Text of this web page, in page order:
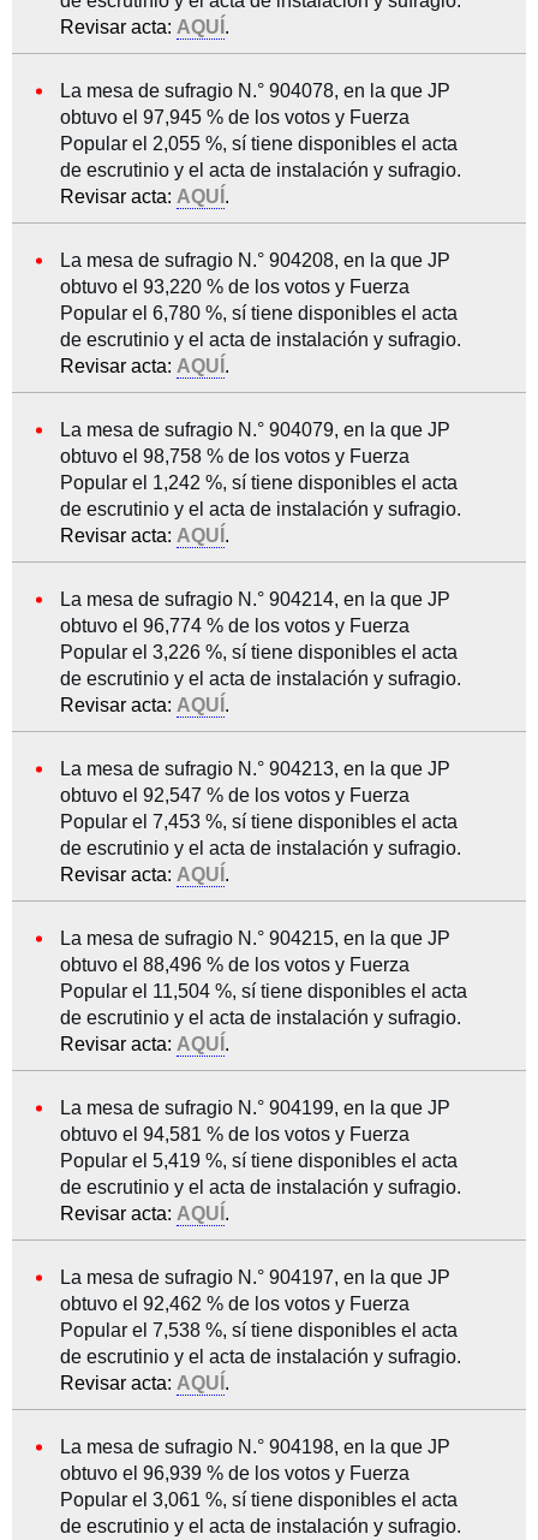
Revisar acta: AQUÍ .
La mesa de sufragio N.° 904078, en la que JP
obtuvo el 97,945 % de los votos y Fuerza
Popular el 2,055 %, sí tiene disponibles el acta
de escrutinio y el acta de instalación y sufragio.
Revisar acta: AQUÍ .
La mesa de sufragio N.° 904208, en la que JP
obtuvo el 93,220 % de los votos y Fuerza
Popular el 6,780 %, sí tiene disponibles el acta
de escrutinio y el acta de instalación y sufragio.
Revisar acta: AQUÍ .
La mesa de sufragio N.° 904079, en la que JP
obtuvo el 98,758 % de los votos y Fuerza
Popular el 1,242 %, sí tiene disponibles el acta
de escrutinio y el acta de instalación y sufragio.
Revisar acta: AQUÍ .
La mesa de sufragio N.° 904214, en la que JP
obtuvo el 96,774 % de los votos y Fuerza
Popular el 3,226 %, sí tiene disponibles el acta
de escrutinio y el acta de instalación y sufragio.
Revisar acta: AQUÍ .
La mesa de sufragio N.° 904213, en la que JP
obtuvo el 92,547 % de los votos y Fuerza
Popular el 7,453 %, sí tiene disponibles el acta
de escrutinio y el acta de instalación y sufragio.
Revisar acta: AQUÍ .
La mesa de sufragio N.° 904215, en la que JP
obtuvo el 88,496 % de los votos y Fuerza
Popular el 11,504 %, sí tiene disponibles el acta
de escrutinio y el acta de instalación y sufragio.
Revisar acta: AQUÍ .
La mesa de sufragio N.° 904199, en la que JP
obtuvo el 94,581 % de los votos y Fuerza
Popular el 5,419 %, sí tiene disponibles el acta
de escrutinio y el acta de instalación y sufragio.
Revisar acta: AQUÍ .
La mesa de sufragio N.° 904197, en la que JP
obtuvo el 92,462 % de los votos y Fuerza
Popular el 7,538 %, sí tiene disponibles el acta
de escrutinio y el acta de instalación y sufragio.
Revisar acta: AQUÍ .
La mesa de sufragio N.° 904198, en la que JP
obtuvo el 96,939 % de los votos y Fuerza
Popular el 3,061 %, sí tiene disponibles el acta
de escrutinio y el acta de instalación y sufragio.